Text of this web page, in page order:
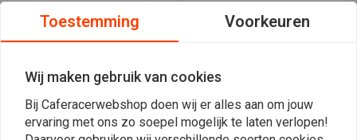
Toestemming Voorkeuren
Wij maken gebruik van cookies
Bij Caferacerwebshop doen wij er alles aan om jouw
ervaring met ons zo soepel mogelijk te laten verlopen!